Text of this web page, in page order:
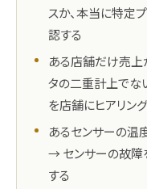
スか、本当に特定
認する
ある店舗だけ売
タの二重計上でな
を店舗にヒアリン
あるセンサーの温
→ センサーの故障
する